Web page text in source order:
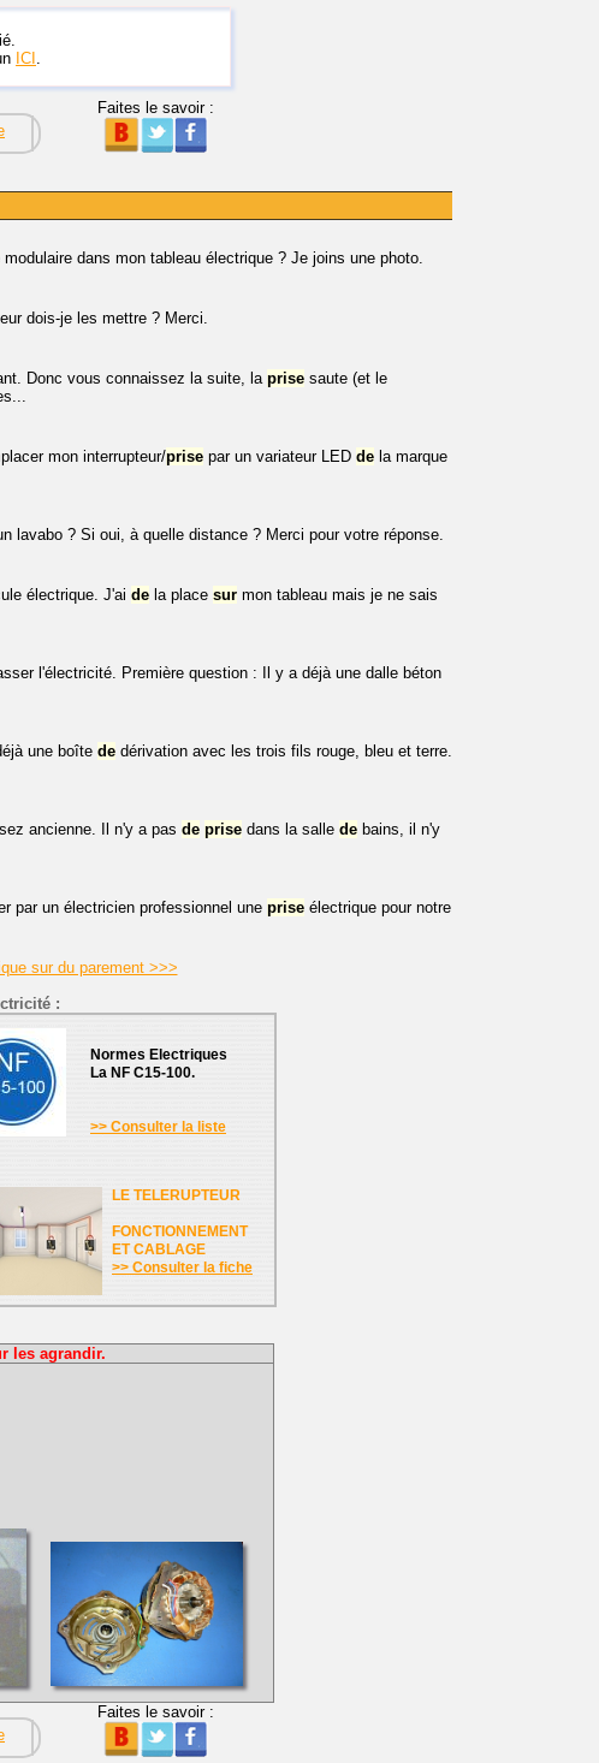
ICI .
Faites le savoir :
modulaire dans mon tableau électrique ? Je joins une photo.
dois-je les mettre ? Merci.
Donc vous connaissez la suite, la prise saute (et le
mon interrupteur/prise par un variateur LED de la marque
lavabo ? Si oui, à quelle distance ? Merci pour votre réponse.
électrique. J'ai de la place sur mon tableau mais je ne sais
l'électricité. Première question : Il y a déjà une dalle béton
une boîte de dérivation avec les trois fils rouge, bleu et terre.
ancienne. Il n'y a pas de prise dans la salle de bains, il n'y
par un électricien professionnel une prise électrique pour notre
sur du parement >>>
:
Normes Electriques
La NF C15-100.
>> Consulter la liste
LE TELERUPTEUR
FONCTIONNEMENT
ET CABLAGE
>> Consulter la fiche
les agrandir.
Faites le savoir :